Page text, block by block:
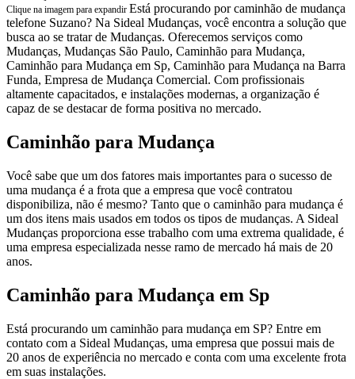
Clique na imagem para expandir Está procurando por caminhão de mudança
telefone Suzano? Na Sideal Mudanças, você encontra a solução que
busca ao se tratar de Mudanças. Oferecemos serviços como
Mudanças, Mudanças São Paulo, Caminhão para Mudança,
Caminhão para Mudança em Sp, Caminhão para Mudança na Barra
Funda, Empresa de Mudança Comercial. Com profissionais
altamente capacitados, e instalações modernas, a organização é
capaz de se destacar de forma positiva no mercado.
Caminhão para Mudança
Você sabe que um dos fatores mais importantes para o sucesso de
uma mudança é a frota que a empresa que você contratou
disponibiliza, não é mesmo? Tanto que o caminhão para mudança é
um dos itens mais usados em todos os tipos de mudanças. A Sideal
Mudanças proporciona esse trabalho com uma extrema qualidade, é
uma empresa especializada nesse ramo de mercado há mais de 20
anos.
Caminhão para Mudança em Sp
Está procurando um caminhão para mudança em SP? Entre em
contato com a Sideal Mudanças, uma empresa que possui mais de
20 anos de experiência no mercado e conta com uma excelente frota
em suas instalações.